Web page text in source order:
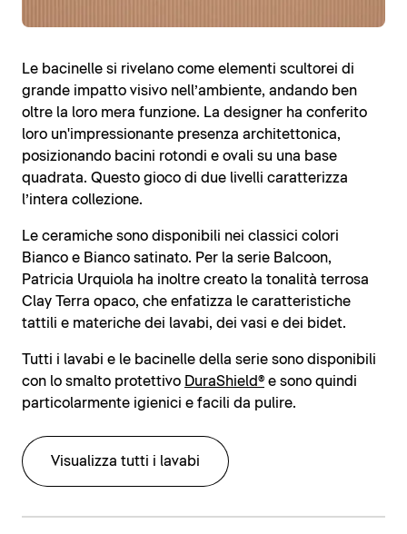
Le bacinelle si rivelano come elementi scultorei di
grande impatto visivo nell’ambiente, andando ben
oltre la loro mera funzione. La designer ha conferito
loro un'impressionante presenza architettonica,
posizionando bacini rotondi e ovali su una base
quadrata. Questo gioco di due livelli caratterizza
l’intera collezione.
Le ceramiche sono disponibili nei classici colori
Bianco e Bianco satinato. Per la serie Balcoon,
Patricia Urquiola ha inoltre creato la tonalità terrosa
Clay Terra opaco, che enfatizza le caratteristiche
tattili e materiche dei lavabi, dei vasi e dei bidet.
Tutti i lavabi e le bacinelle della serie sono disponibili
con lo smalto protettivo DuraShield® e sono quindi
particolarmente igienici e facili da pulire.
Visualizza tutti i lavabi